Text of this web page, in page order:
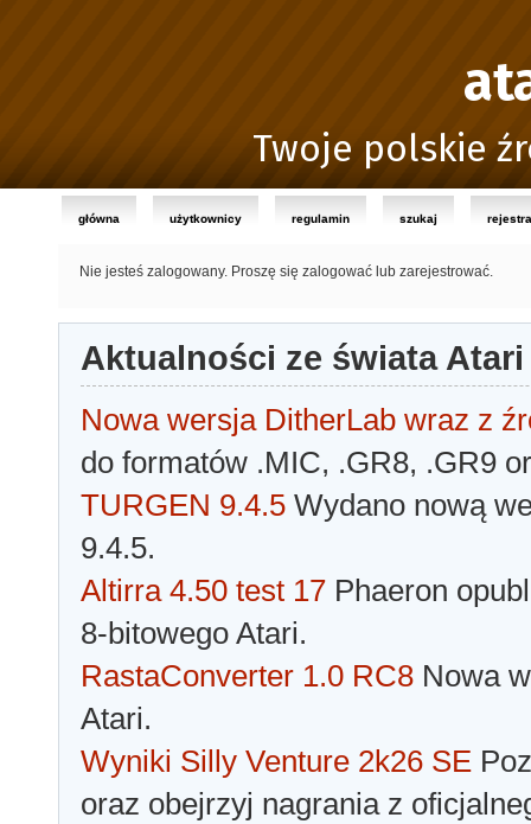
Twoje polskie
główna użytkownicy regulamin szukaj
Nie jesteś zalogowany. Proszę się zalogować lub zarejestrować.
Aktualności ze świata Atari
Nowa wersja DitherLab wraz z
do formatów .MIC, .GR8, .GR9
TURGEN 9.4.5 Wydano nową
9.4.5.
Altirra 4.50 test 17 Phaeron
8-bitowego Atari.
RastaConverter 1.0 RC8 Nowa
Atari.
Wyniki Silly Venture 2k26 SE
oraz obejrzyj nagrania z